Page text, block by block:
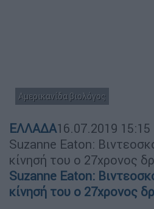
Αμερικανίδα βιολόγος
ΕΛΛΑΔΑ16.07.2019 15:15
Suzanne Eaton:
κίνησή του ο 27χρονος
Suzanne Eaton:
κίνησή του ο 27χρονος